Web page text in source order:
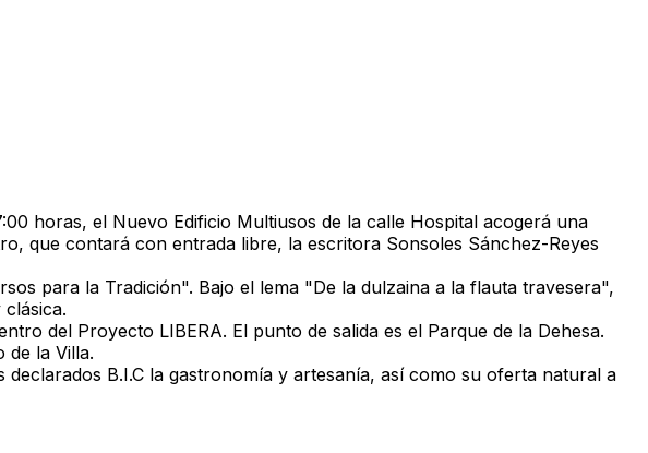
horas, el Nuevo Edificio Multiusos de la calle Hospital acogerá una
que contará con entrada libre, la escritora Sonsoles Sánchez-Reyes
para la Tradición". Bajo el lema "De la dulzaina a la flauta travesera",
del Proyecto LIBERA. El punto de salida es el Parque de la Dehesa.
de la Villa.
B.I.C la gastronomía y artesanía, así como su oferta natural a